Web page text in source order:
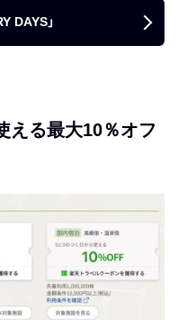
DAYS」
える最大10％オフ